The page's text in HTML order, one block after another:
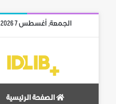
الجمعة, أغسطس 7 2026
الصفحة الرئيسية